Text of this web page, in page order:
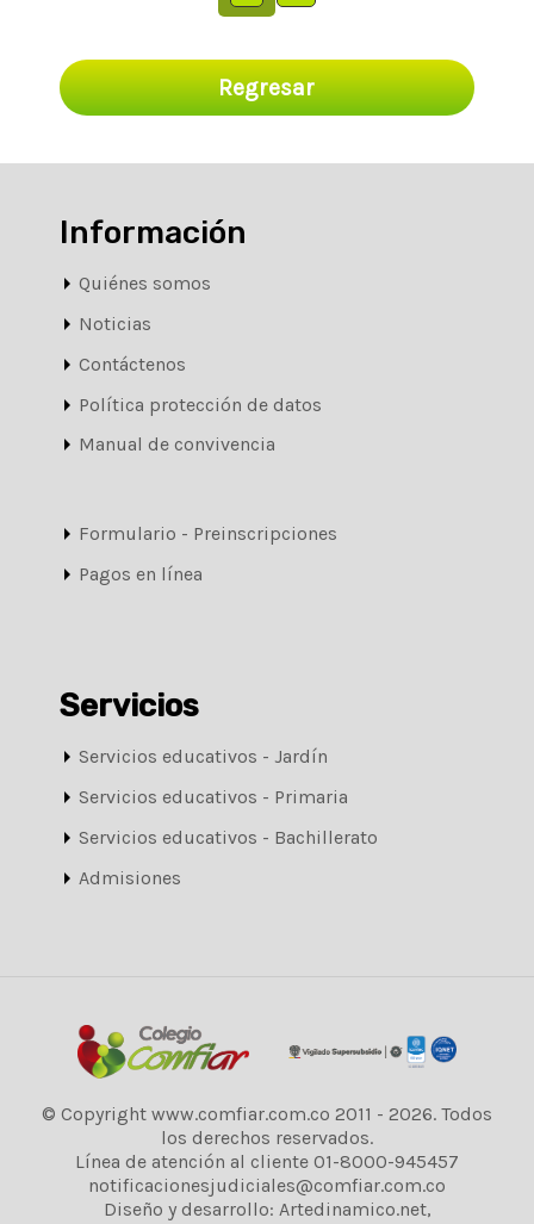
Regresar
Información
Quiénes somos
Noticias
Contáctenos
Política protección de datos
Manual de convivencia
Formulario - Preinscripciones
Pagos en línea
Servicios
Servicios educativos - Jardín
Servicios educativos - Primaria
Servicios educativos - Bachillerato
Admisiones
© Copyright www.comfiar.com.co 2011 - 2026. Todos
los derechos reservados.
Línea de atención al cliente 01-8000-945457
notificacionesjudiciales@comfiar.com.co
Diseño y desarrollo: Artedinamico.net,